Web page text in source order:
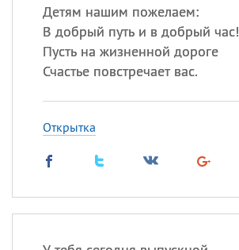
Детям нашим пожелаем:
В добрый путь и в добрый час!
Пусть на жизненной дороге
Счастье повстречает вас.
Открытка